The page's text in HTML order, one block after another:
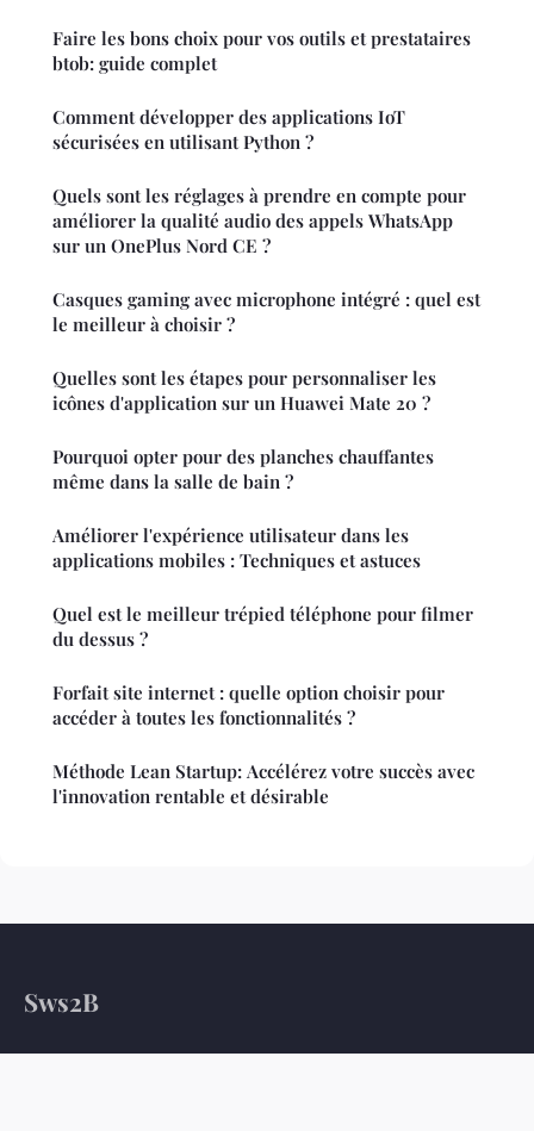
Faire les bons choix pour vos outils et prestataires
btob: guide complet
Comment développer des applications IoT
sécurisées en utilisant Python ?
Quels sont les réglages à prendre en compte pour
améliorer la qualité audio des appels WhatsApp
sur un OnePlus Nord CE ?
Casques gaming avec microphone intégré : quel est
le meilleur à choisir ?
Quelles sont les étapes pour personnaliser les
icônes d'application sur un Huawei Mate 20 ?
Pourquoi opter pour des planches chauffantes
même dans la salle de bain ?
Améliorer l'expérience utilisateur dans les
applications mobiles : Techniques et astuces
Quel est le meilleur trépied téléphone pour filmer
du dessus ?
Forfait site internet : quelle option choisir pour
accéder à toutes les fonctionnalités ?
Méthode Lean Startup: Accélérez votre succès avec
l'innovation rentable et désirable
Sws2B